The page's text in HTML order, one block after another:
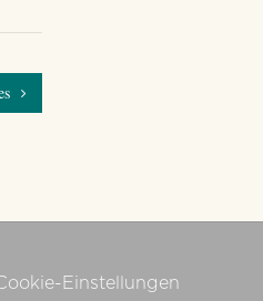
Einstellungen